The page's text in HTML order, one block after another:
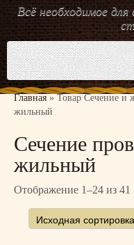
Перейти
к
содержимому
Всё необходимое
Главная » Товар Сечение и
жильный
Сечение
жильный
Отображение 1–24 из 41